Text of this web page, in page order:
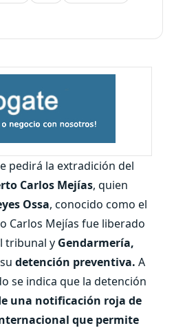
pedirá la extradición del
Carlos Mejías, quien
Ossa, conocido como el
Carlos Mejías fue liberado
tribunal y Gendarmería,
detención preventiva. A
se indica que la detención
una notificación roja de
que permite